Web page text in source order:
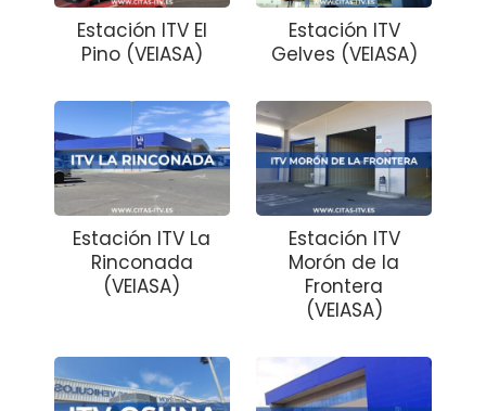
Estación ITV El
Pino (VEIASA)
Estación ITV
Gelves (VEIASA)
Estación ITV La
Rinconada
(VEIASA)
Estación ITV
Morón de la
Frontera
(VEIASA)